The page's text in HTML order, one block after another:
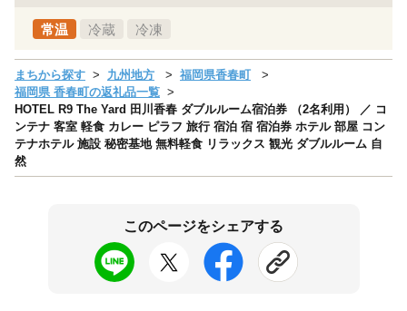
常温 冷蔵 冷凍
まちから探す 九州地方
福岡県香春町
福岡県 香春町の返礼品一覧
HOTEL R9 The Yard 田川香春 ダブルルーム宿泊券 （2名利用） ／ コ
ンテナ 客室 軽食 カレー ピラフ 旅行 宿泊 宿 宿泊券 ホテル 部屋 コン
テナホテル 施設 秘密基地 無料軽食 リラックス 観光 ダブルルーム 自
然
このページをシェアする